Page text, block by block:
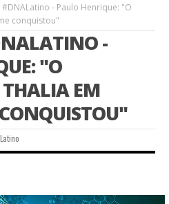
#DNALatino - Paulo Henrique: "O
conquistou"
-
"O
EM